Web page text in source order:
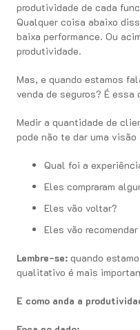
produtividade de cada
Qualquer coisa abaixo
baixa performance. Ou
produtividade.
Mas, e quando estamos
venda de seguros? É essa
Medir a quantidade de
pode não te dar uma
Qual foi a
Eles compraram
Eles vão voltar?
Eles vão
Lembre-se: quando
qualitativo é mais
E como anda a